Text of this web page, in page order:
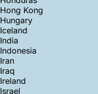
Hong Kong
Hungary
Iceland
India
Indonesia
Iran
Iraq
Ireland
Israel